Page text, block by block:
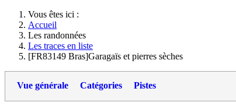
Vous êtes ici :
Accueil
Les randonnées
Les traces en liste
[FR83149 Bras]Garagaïs et pierres sèches
Vue générale Catégories Pistes